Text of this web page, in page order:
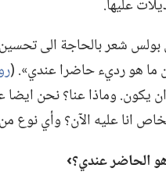
عليها.‏
شعر بالحاجة الى
ما هو رديء حاضرا عندي».‏ (‏رو
يكون.‏ وماذا عنا؟‏ نحن ايضا
انا عليه الآن؟‏ وأي نوع
الحاضر عندي؟‏›‏